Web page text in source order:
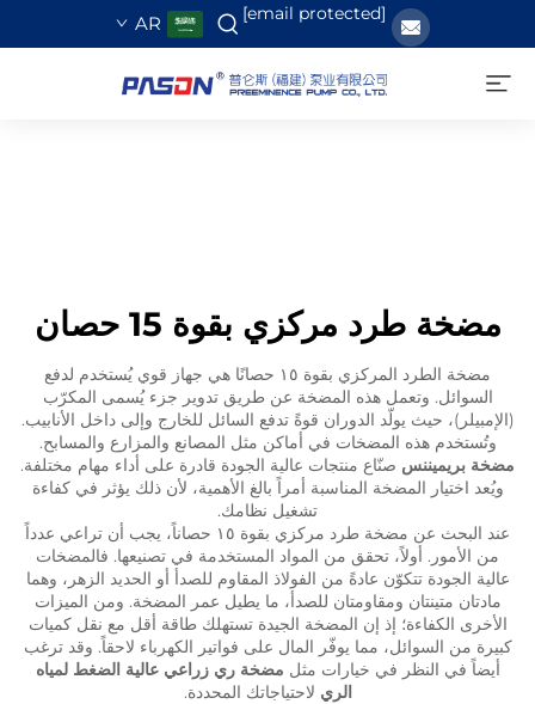
[email protected]
AR
مضخة طرد مركزي بقوة 15 حصان
مضخة الطرد المركزي بقوة ١٥ حصانًا هي جهاز قوي يُستخدم لدفع
السوائل. وتعمل هذه المضخة عن طريق تدوير جزء يُسمى المكرّب
(الإمبيلر)، حيث يولّد الدوران قوةً تدفع السائل للخارج وإلى داخل الأنابيب.
وتُستخدم هذه المضخات في أماكن مثل المصانع والمزارع والمسابح.
مضخة بريميننس صنّاع منتجات عالية الجودة قادرة على أداء مهام مختلفة.
ويُعد اختيار المضخة المناسبة أمراً بالغ الأهمية، لأن ذلك يؤثر في كفاءة
تشغيل نظامك.
عند البحث عن مضخة طرد مركزي بقوة ١٥ حصاناً، يجب أن تراعي عدداً
من الأمور. أولاً، تحقق من المواد المستخدمة في تصنيعها. فالمضخات
عالية الجودة تتكوّن عادةً من الفولاذ المقاوم للصدأ أو الحديد الزهر، وهما
مادتان متينتان ومقاومتان للصدأ، ما يطيل عمر المضخة. ومن الميزات
الأخرى الكفاءة؛ إذ إن المضخة الجيدة تستهلك طاقة أقل مع نقل كميات
كبيرة من السوائل، مما يوفّر المال على فواتير الكهرباء لاحقاً. وقد ترغب
أيضاً في النظر في خيارات مثل مضخة ري زراعي عالية الضغط لمياه
الري لاحتياجاتك المحددة.